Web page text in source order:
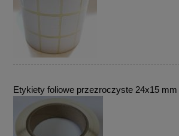
Etykiety foliowe przezroczyste 24x15